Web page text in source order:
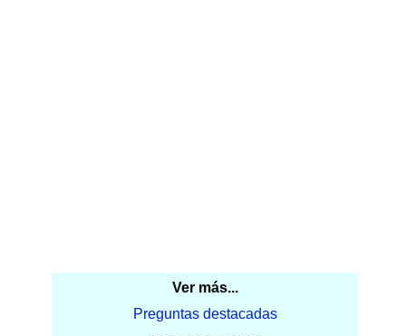
Ver más...
Preguntas destacadas